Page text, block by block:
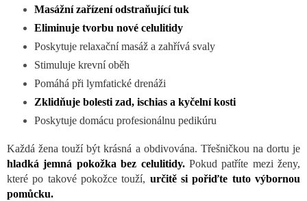
Masážní zařízení odstraňující tuk
Eliminuje tvorbu nové celulitidy
Poskytuje relaxační masáž a zahřívá svaly
Stimuluje krevní oběh
Pomáhá při lymfatické drenáži
Zklidňuje bolesti zad, ischias a kyčelní kosti
Poskytuje domácu profesionálnu pedikúru
Každá žena touží být krásná a obdivována. Třešničkou na dortu je
hladká jemná pokožka bez celulitidy.Pokud patříte mezi ženy,
které po takové pokožce touží, určitě si pořiďte tuto výbornou
pomůcku.